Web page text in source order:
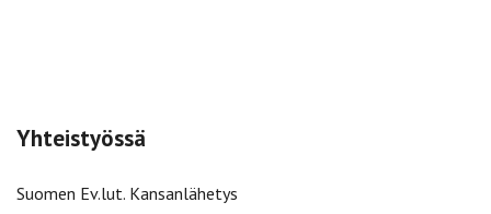
Yhteistyössä
Suomen Ev.lut. Kansanlähetys